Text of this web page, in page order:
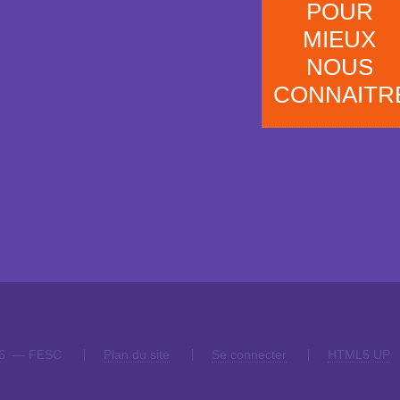
POUR
MIEUX
NOUS
— FESC Plan du site Se connecter HTML5 UP